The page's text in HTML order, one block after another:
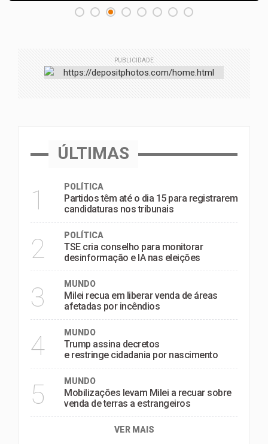
PUBLICIDADE
ÚLTIMAS
1 POLÍTICA
Partidos têm até o dia 15 para registrarem
candidaturas nos tribunais
2 POLÍTICA
TSE cria conselho para monitorar
desinformação e IA nas eleições
3 MUNDO
Milei recua em liberar venda de áreas
afetadas por incêndios
4 MUNDO
Trump assina decretos
e restringe cidadania por nascimento
5 MUNDO
Mobilizações levam Milei a recuar sobre
venda de terras a estrangeiros
VER MAIS